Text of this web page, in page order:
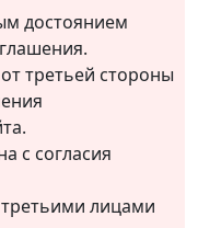
достоянием
третьей стороны
с согласия
лицами